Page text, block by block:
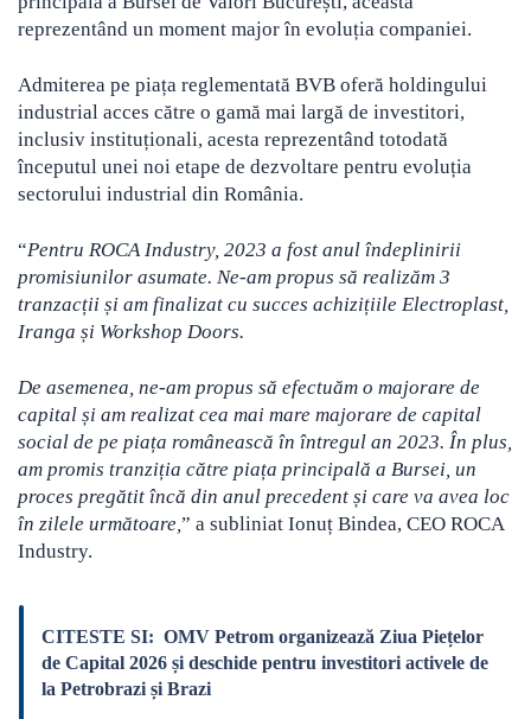
reprezentând un moment major în evoluția companiei.
Admiterea pe piața reglementată BVB oferă holdingului
industrial acces către o gamă mai largă de investitori,
inclusiv instituționali, acesta reprezentând totodată
începutul unei noi etape de dezvoltare pentru evoluția
sectorului industrial din România.
“Pentru ROCA Industry, 2023 a fost anul îndeplinirii
promisiunilor asumate. Ne-am propus să realizăm 3
tranzacții și am finalizat cu succes achizițiile Electroplast,
Iranga și Workshop Doors.
De asemenea, ne-am propus să efectuăm o majorare de
capital și am realizat cea mai mare majorare de capital
social de pe piața românească în întregul an 2023. În plus,
am promis tranziția către piața principală a Bursei, un
proces pregătit încă din anul precedent și care va avea loc
în zilele următoare,” a subliniat Ionuț Bindea, CEO ROCA
Industry.
CITESTE SI: OMV Petrom organizează Ziua Piețelor
de Capital 2026 și deschide pentru investitori activele de
la Petrobrazi și Brazi